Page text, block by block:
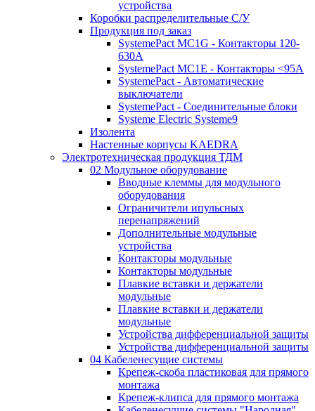
устройства
Коробки распределительные C/У
Продукция под заказ
SystemePact MC1G - Контакторы 120-
630A
SystemePact MC1E - Контакторы <95A
SystemePact - Автоматические
выключатели
SystemePact - Соединительные блоки
Systeme Electric Systeme9
Изолента
Настенные корпусы KAEDRA
Электротехническая продукция ТДМ
02 Модульное оборудование
Вводные клеммы для модульного
оборудования
Ограничители ипульсных
перенапряжений
Дополнительные модульные
устройства
Контакторы модульные
Контакторы модульные
Плавкие вставки и держатели
модульные
Плавкие вставки и держатели
модульные
Устройства дифференциальной защиты
Устройства дифференциальной защиты
04 Кабеленесущие системы
Крепеж-скоба пластиковая для прямого
монтажа
Крепеж-клипса для прямого монтажа